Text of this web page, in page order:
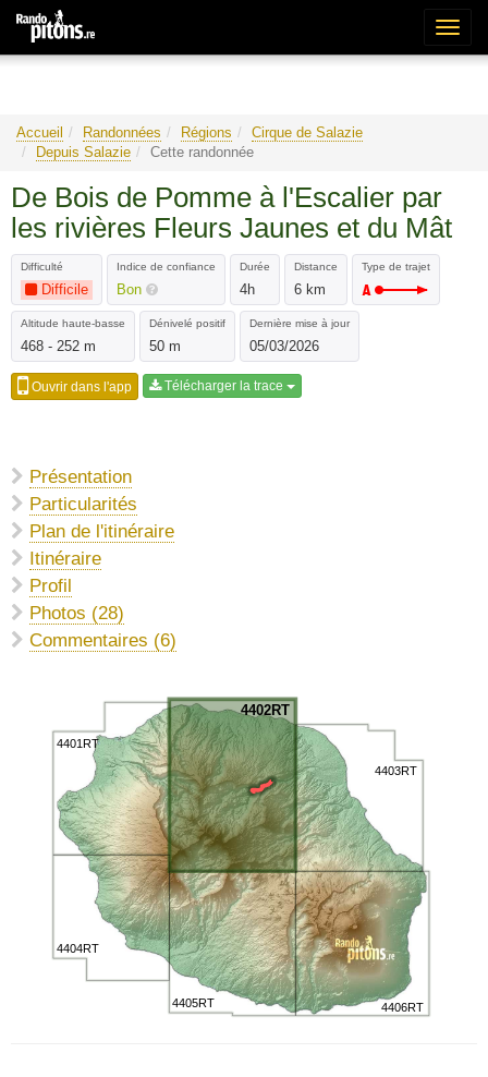
Accueil Randonnées Régions
Cirque de Salazie
Depuis Salazie
Cette randonnée
De Bois de Pomme à l'Escalier par
les rivières Fleurs Jaunes et du Mât
Difficulté
Difficile
Indice de confiance
Bon
Durée
4h
Distance
6 km
Type de trajet
Altitude haute-basse
468 - 252 m
Dénivelé positif
50 m
Dernière mise à jour
05/03/2026
Ouvrir dans l'app Télécharger la trace
Présentation
Particularités
Plan de l'itinéraire
Itinéraire
Profil
Photos (28)
Commentaires (6)
4401RT
4402RT
4403RT
4404RT
4405RT 4406RT